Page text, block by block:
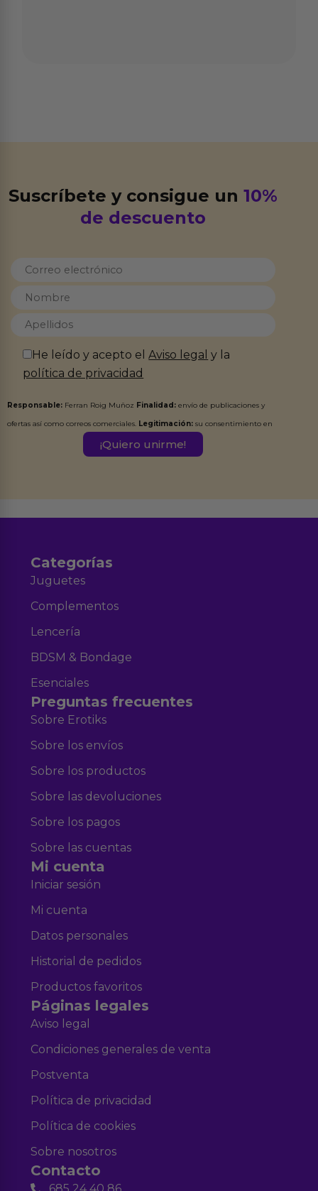
Suscríbete y consigue un10%
de descuento
He leído y acepto elAviso legal y la
política de privacidad
Responsable: Ferran Roig Muñoz Finalidad: envío de publicaciones y
ofertas así como correos comerciales. Legitimación: su consentimiento en
Destinatarios:Ferran Roig Muñoz. Podrás ejercer tus
Categorías
Juguetes
Complementos
Lencería
BDSM & Bondage
Esenciales
Preguntas frecuentes
Sobre Erotiks
Sobre los envíos
Sobre los productos
Sobre las devoluciones
Sobre los pagos
Sobre las cuentas
Mi cuenta
Iniciar sesión
Mi cuenta
Datos personales
Historial de pedidos
Productos favoritos
Páginas legales
Aviso legal
Condiciones generales de venta
Postventa
Política de privacidad
Política de cookies
Sobre nosotros
Contacto